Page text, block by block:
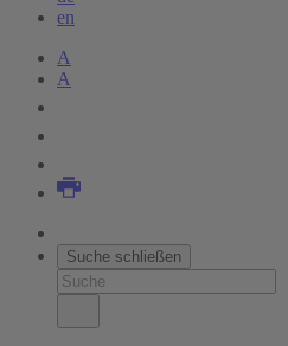
en
A
A
Suche schließen